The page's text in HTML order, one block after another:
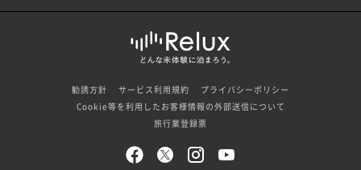
勧誘方針 サービス利用規約
プライバシーポリシー
Cookie等を利用したお客様情報の外部送信について
旅行業登録票